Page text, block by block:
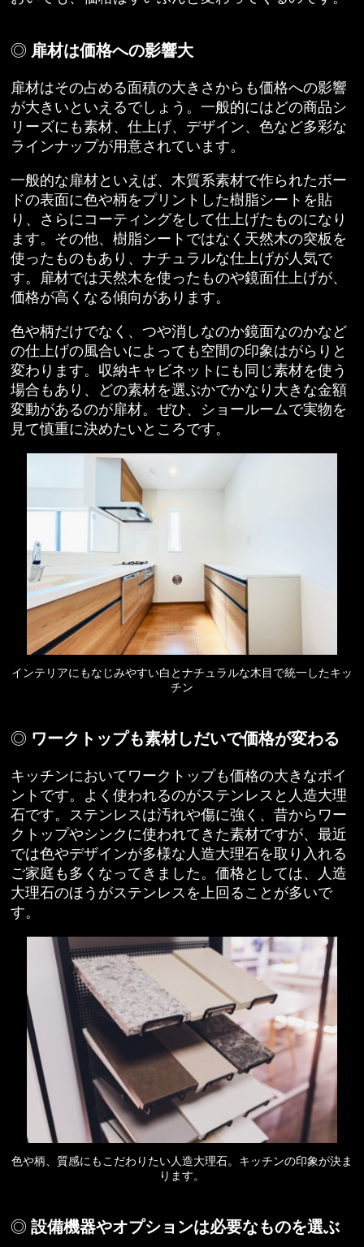
扉材は価格への影響大
扉材はその占める面積の大きさからも価格への影響
が大きいといえるでしょう。一般的にはどの商品シ
リーズにも素材、仕上げ、デザイン、色など多彩な
ラインナップが用意されています。
一般的な扉材といえば、木質系素材で作られたボー
ドの表面に色や柄をプリントした樹脂シートを貼
り、さらにコーティングをして仕上げたものになり
ます。その他、樹脂シートではなく天然木の突板を
使ったものもあり、ナチュラルな仕上げが人気で
す。扉材では天然木を使ったものや鏡面仕上げが、
価格が高くなる傾向があります。
色や柄だけでなく、つや消しなのか鏡面なのかなど
の仕上げの風合いによっても空間の印象はがらりと
変わります。収納キャビネットにも同じ素材を使う
場合もあり、どの素材を選ぶかでかなり大きな金額
変動があるのが扉材。ぜひ、ショールームで実物を
見て慎重に決めたいところです。
インテリアにもなじみやすい白とナチュラルな木目で統一したキッ
チン
ワークトップも素材しだいで価格が変わる
キッチンにおいてワークトップも価格の大きなポイ
ントです。よく使われるのがステンレスと人造大理
石です。ステンレスは汚れや傷に強く、昔からワー
クトップやシンクに使われてきた素材ですが、最近
では色やデザインが多様な人造大理石を取り入れる
ご家庭も多くなってきました。価格としては、人造
大理石のほうがステンレスを上回ることが多いで
す。
色や柄、質感にもこだわりたい人造大理石。キッチンの印象が決ま
ります。
設備機器やオプションは必要なものを選ぶ